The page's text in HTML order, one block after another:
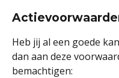
Heb jij al een goede
dan aan deze
bemachtigen: